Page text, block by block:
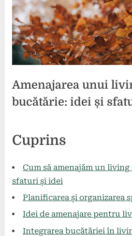
Amenajarea unui
bucătărie: idei și
on
iulie
Cuprins
Cum să amenajăm un
sfaturi și idei
Planificarea și organizarea
Idei de amenajare pentru
Integrarea bucătăriei în